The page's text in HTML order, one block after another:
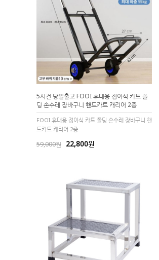
5시건 당일출고 FOOI 휴대용 접이식 카트 폴
딩 손수레 장바구니 핸드카트 캐리어 2종
FOOI 휴대용 접이식 카트 폴딩 손수레 장바구니 핸
드카트 캐리어 2종
59,000원 22,800원